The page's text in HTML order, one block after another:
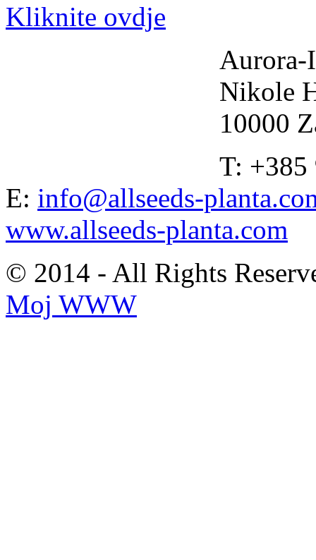
Kliknite ovdje
Aurora-
Nikole
10000
T: +385
E: info@allseeds-
www.allseeds-planta.com
© 2014 - All Rights
Moj WWW